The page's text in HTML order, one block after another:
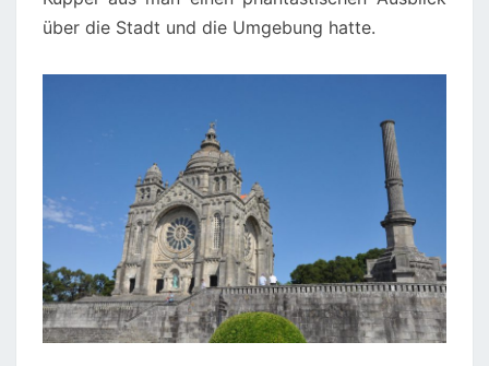
über die Stadt und die Umgebung hatte.